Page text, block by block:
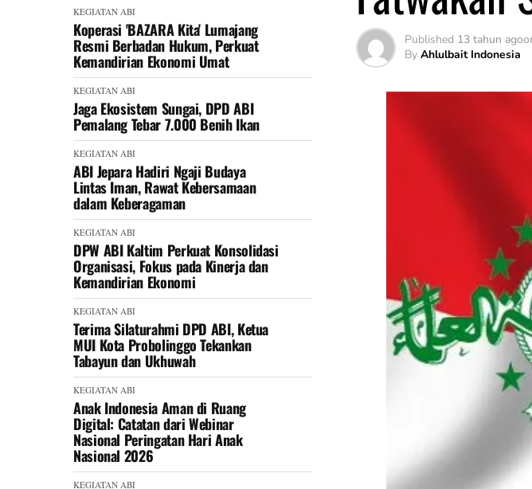
KEGIATAN ABI
Koperasi 'BAZARA Kita' Lumajang
Resmi Berbadan Hukum, Perkuat
Kemandirian Ekonomi Umat
KEGIATAN ABI
Jaga Ekosistem Sungai, DPD ABI
Pemalang Tebar 7.000 Benih Ikan
KEGIATAN ABI
ABI Jepara Hadiri Ngaji Budaya
Lintas Iman, Rawat Kebersamaan
dalam Keberagaman
KEGIATAN ABI
DPW ABI Kaltim Perkuat Konsolidasi
Organisasi, Fokus pada Kinerja dan
Kemandirian Ekonomi
KEGIATAN ABI
Terima Silaturahmi DPD ABI, Ketua
MUI Kota Probolinggo Tekankan
Tabayun dan Ukhuwah
KEGIATAN ABI
Anak Indonesia Aman di Ruang
Digital: Catatan dari Webinar
Nasional Peringatan Hari Anak
Nasional 2026
KEGIATAN ABI
Published 13 tahun ago
By Ahlulbait Indonesia